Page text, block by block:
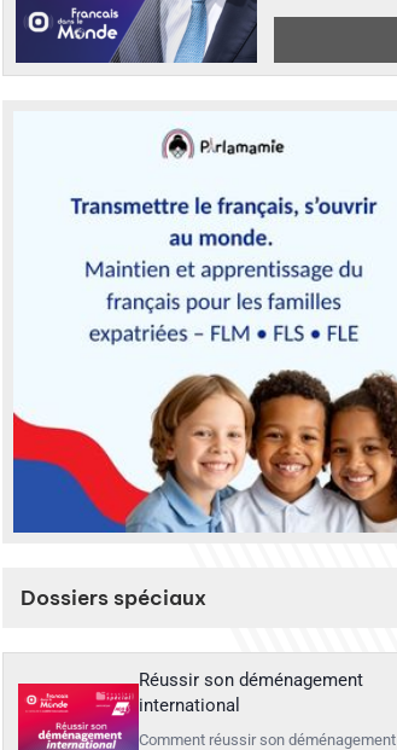
Dossiers spéciaux
Réussir son déménagement
international
Comment réussir son déménagement